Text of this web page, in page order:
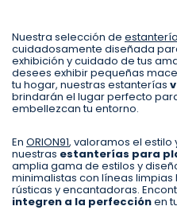
Nuestra selección de
cuidadosamente diseñada
exhibición y cuidado de tus
desees exhibir pequeñas
tu hogar, nuestras estanterías
brindarán el lugar perfecto
embellezcan tu entorno.
En ORION91, valoramos el estilo
nuestras estanterías para
amplia gama de estilos y
minimalistas con líneas
rústicas y encantadoras.
integren a la perfecciónen